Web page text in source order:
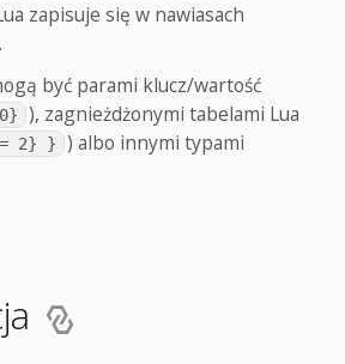
zapisuje się w nawiasach
.
być parami klucz/wartość
), zagnieżdżonymi tabelami Lua
2} }
) albo innymi typami